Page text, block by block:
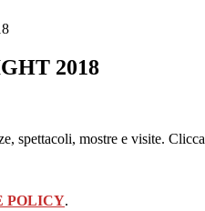
2018
spettacoli, mostre e visite. Clicca
POLICY.